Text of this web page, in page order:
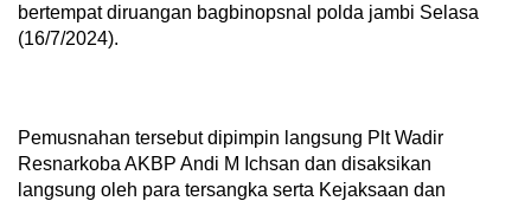
bertempat diruangan bagbinopsnal polda jambi Selasa
(16/7/2024).
Pemusnahan tersebut dipimpin langsung Plt Wadir
Resnarkoba AKBP Andi M Ichsan dan disaksikan
langsung oleh para tersangka serta Kejaksaan dan